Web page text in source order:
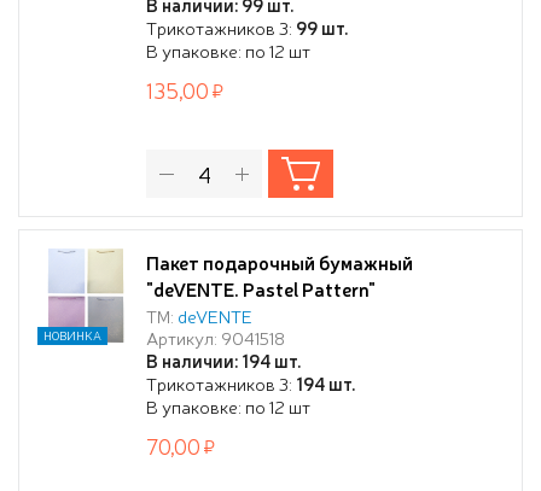
Трикотажников 3: 99 шт.
В упаковке: по 12 шт
135,00
Пакет подарочный бумажный
"deVENTE. Pastel Pattern"
вертикальный, 18x23x8 см, горячее
тиснение, бумага 210 г/м², ассорти 4
дизайна
ТМ: deVENTE
Артикул: 9041518
В наличии: 194 шт.
Трикотажников 3: 194 шт.
В упаковке: по 12 шт
НОВИНКА
70,00